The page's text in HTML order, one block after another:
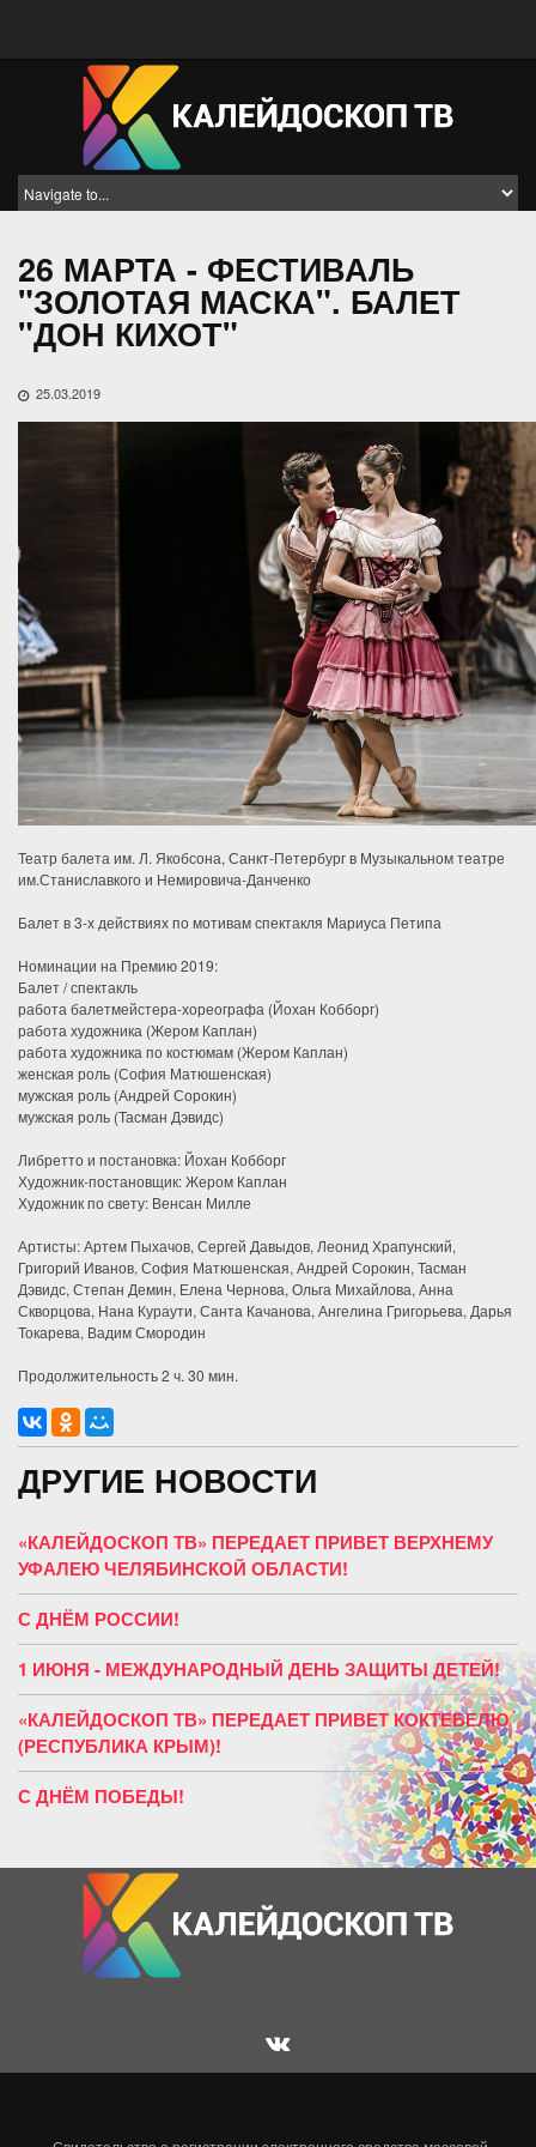
26 МАРТА - ФЕСТИВАЛЬ
"ЗОЛОТАЯ МАСКА". БАЛЕТ
"ДОН КИХОТ"
25.03.2019
Театр балета им. Л. Якобсона, Санкт-Петербург в Музыкальном театре
им.Станиславкого и Немировича-Данченко
Балет в 3-х действиях по мотивам спектакля Мариуса Петипа
Номинации на Премию 2019:
Балет / спектакль
работа балетмейстера-хореографа (Йохан Кобборг)
работа художника (Жером Каплан)
работа художника по костюмам (Жером Каплан)
женская роль (София Матюшенская)
мужская роль (Андрей Сорокин)
мужская роль (Тасман Дэвидс)
Либретто и постановка: Йохан Кобборг
Художник-постановщик: Жером Каплан
Художник по свету: Венсан Милле
Артисты: Артем Пыхачов, Сергей Давыдов, Леонид Храпунский,
Григорий Иванов, София Матюшенская, Андрей Сорокин, Тасман
Дэвидс, Степан Демин, Елена Чернова, Ольга Михайлова, Анна
Скворцова, Нана Кураути, Санта Качанова, Ангелина Григорьева, Дарья
Токарева, Вадим Смородин
Продолжительность 2 ч. 30 мин.
ДРУГИЕ НОВОСТИ
«КАЛЕЙДОСКОП ТВ» ПЕРЕДАЕТ ПРИВЕТ ВЕРХНЕМУ
УФАЛЕЮ ЧЕЛЯБИНСКОЙ ОБЛАСТИ!
С ДНЁМ РОССИИ!
1 ИЮНЯ - МЕЖДУНАРОДНЫЙ ДЕНЬ ЗАЩИТЫ ДЕТЕЙ!
«КАЛЕЙДОСКОП ТВ» ПЕРЕДАЕТ ПРИВЕТ КОКТЕБЕЛЮ
(РЕСПУБЛИКА КРЫМ)!
С ДНЁМ ПОБЕДЫ!